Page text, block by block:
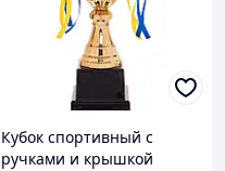
Кубок спортивный с
ручками и крышкой